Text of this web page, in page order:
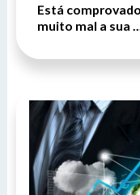
Está
muito mal a sua